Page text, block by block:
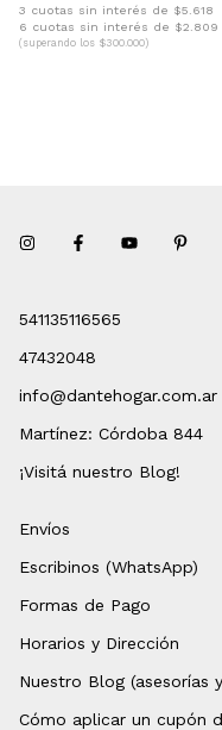
3 cuotas sin interés de $5.618
6 cuotas sin interés de $2.809
(superando los $300.000)
541135116565
47432048
info@dantehogar.com.ar
Martínez: Córdoba 844
¡Visitá nuestro Blog!
Envíos
Escribinos (WhatsApp)
Formas de Pago
Horarios y Dirección
Nuestro Blog (asesorías
Cómo aplicar un cupón